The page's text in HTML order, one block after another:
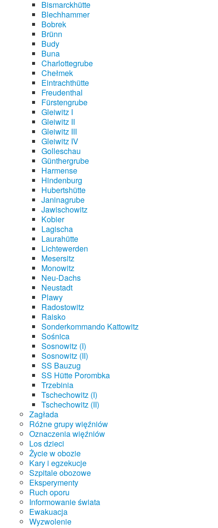
Bismarckhütte
Blechhammer
Bobrek
Brünn
Budy
Buna
Charlottegrube
Chełmek
Eintrachthütte
Freudenthal
Fürstengrube
Gleiwitz I
Gleiwitz II
Gleiwitz III
Gleiwitz IV
Golleschau
Günthergrube
Harmense
Hindenburg
Hubertshütte
Janinagrube
Jawischowitz
Kobier
Lagischa
Laurahütte
Lichtewerden
Mesersitz
Monowitz
Neu-Dachs
Neustadt
Plawy
Radostowitz
Raisko
Sonderkommando Kattowitz
Sośnica
Sosnowitz (I)
Sosnowitz (II)
SS Bauzug
SS Hütte Porombka
Trzebinia
Tschechowitz (I)
Tschechowitz (II)
Zagłada
Różne grupy więźniów
Oznaczenia więźniów
Los dzieci
Życie w obozie
Kary i egzekucje
Szpitale obozowe
Eksperymenty
Ruch oporu
Informowanie świata
Ewakuacja
Wyzwolenie